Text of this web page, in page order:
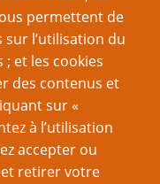
narrative
impossible pour
les mécanismes
pour cela 7).
si cela compte
(peut-être pour
plus jeunes) mais
permettent de
sur l’utilisation du
et les cookies
des contenus et
sur «
à l’utilisation
accepter ou
retirer votre